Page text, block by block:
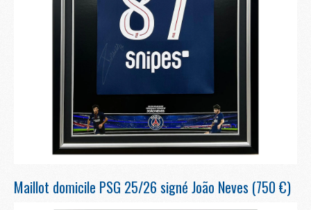
Maillot domicile PSG 25/26 signé João Neves (750 €)